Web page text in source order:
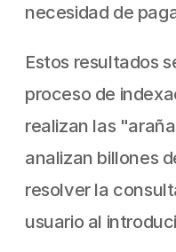
necesidad de
Estos resultados
proceso de
realizan las
analizan billones
resolver la
usuario al